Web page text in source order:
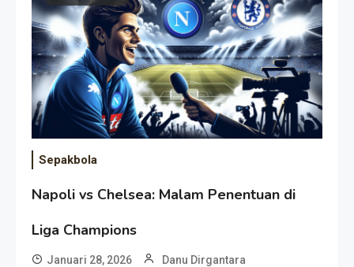
Event Besar
Sepakbola
Napoli vs Chelsea: Malam Penentuan di
Liga Champions
Januari 28, 2026 Danu Dirgantara